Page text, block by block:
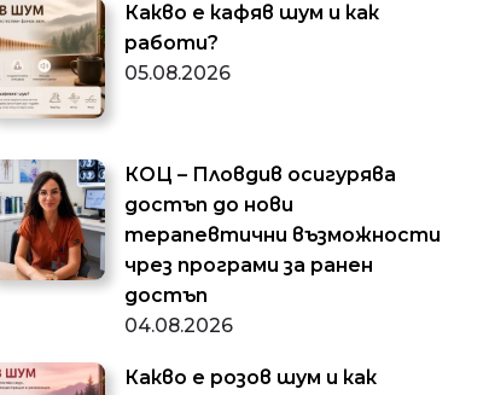
Какво е кафяв шум и как
работи?
05.08.2026
КОЦ – Пловдив осигурява
достъп до нови
терапевтични възможности
чрез програми за ранен
достъп
04.08.2026
Какво е розов шум и как